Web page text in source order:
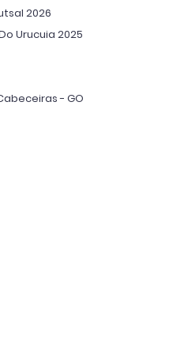
2026
Urucuia 2025
- GO